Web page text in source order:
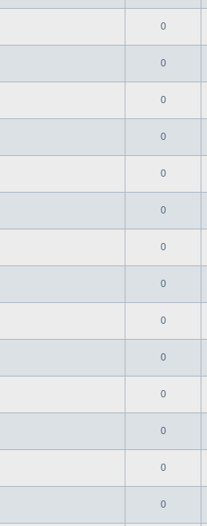
0
0
0
0
0
0
0
0
0
0
0
0
0
0